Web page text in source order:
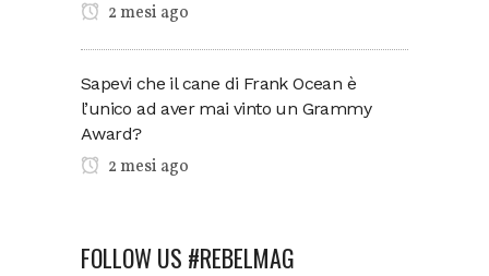
2 mesi ago
Sapevi che il cane di Frank Ocean è
l’unico ad aver mai vinto un Grammy
Award?
2 mesi ago
FOLLOW US #REBELMAG